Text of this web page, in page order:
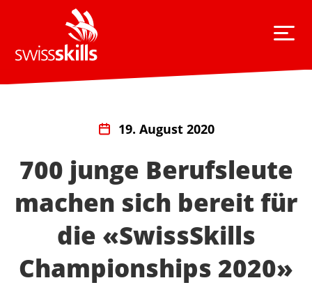
19. August 2020
700 junge Berufsleute
machen sich bereit für
die «SwissSkills
Championships 2020»